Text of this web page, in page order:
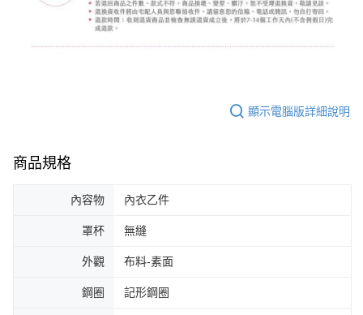
顯示電腦版詳細說明
商品規格
內容物 內衣乙件
罩杯 無縫
外觀 布料-素面
鋼圈 記形鋼圈